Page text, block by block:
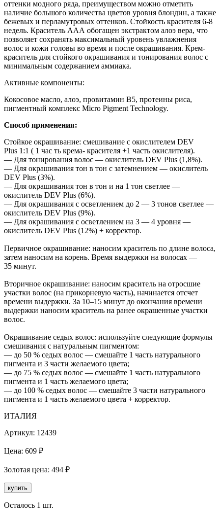
оттенки модного ряда, преимуществом можно отметить
наличие большого количества цветов уровня блондин, а также
бежевых и перламутровых оттенков. Стойкость красителя 6-8
недель. Краситель ААА обогащен экстрактом алоэ вера, что
позволяет сохранять максимальный уровень увлажнения
волос и кожи головы во время и после окрашивания. Крем-
краситель для стойкого окрашивания и тонирования волос с
минимальным содержанием аммиака.
Активные компоненты:
Кокосовое масло, алоэ, провитамин В5, протеины риса,
пигментный комплекс Micro Pigment Technology.
Способ применения:
Стойкое окрашивание: смешивание с окислителем DEV
Plus 1:1 ( 1 час ть крема- красителя +1 часть окислителя).
— Для тонирования волос — окислитель DEV Plus (1,8%).
— Для окрашивания тон в тон с затемнением — окислитель
DEV Plus (3%).
— Для окрашивания тон в тон и на 1 тон светлее —
окислитель DEV Plus (6%).
— Для окрашивания с осветлением до 2 — 3 тонов светлее —
окислитель DEV Plus (9%).
— Для окрашивания с осветлением на 3 — 4 уровня —
окислитель DEV Plus (12%) + корректор.
Первичное окрашивание: наносим краситель по длине волоса,
затем наносим на корень. Время выдержки на волосах —
35 минут.
Вторичное окрашивание: наносим краситель на отросшие
участки волос (на прикорневую часть), начинается отсчет
времени выдержки. За 10–15 минут до окончания времени
выдержки наносим краситель на ранее окрашенные участки
волос.
Окрашивание седых волос: используйте следующие формулы
смешивания с натуральным пигментом:
— до 50 % седых волос — смешайте 1 часть натурального
пигмента и 3 части желаемого цвета;
— до 75 % седых волос — смешайте 1 часть натурального
пигмента и 1 часть желаемого цвета;
— до 100 % седых волос — смешайте 3 части натурального
пигмента и 1 часть желаемого цвета + корректор.
ИТАЛИЯ
Артикул: 12439
Цена: 609 ₽
Золотая цена: 494 ₽
купить
Осталось 1 шт.